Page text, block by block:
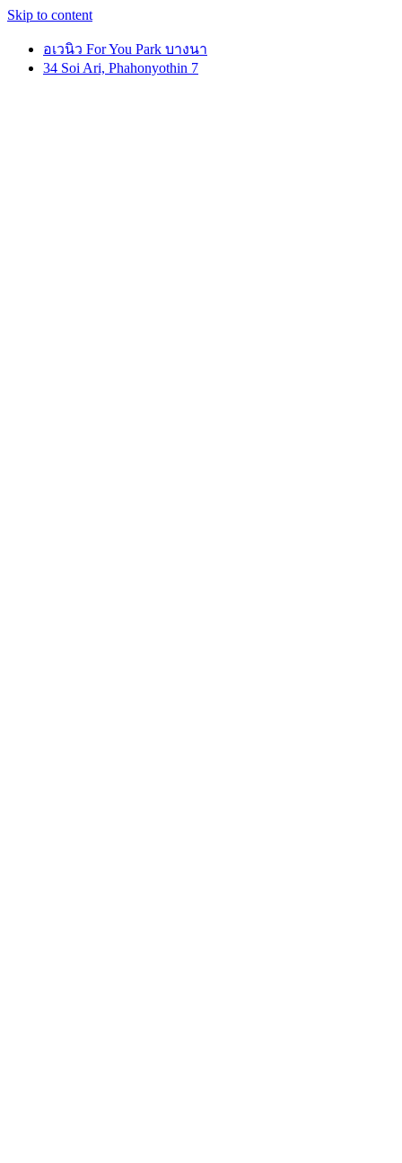
Skip to content
อเวนิว For You Park บางนา
34 Soi Ari, Phahonyothin 7